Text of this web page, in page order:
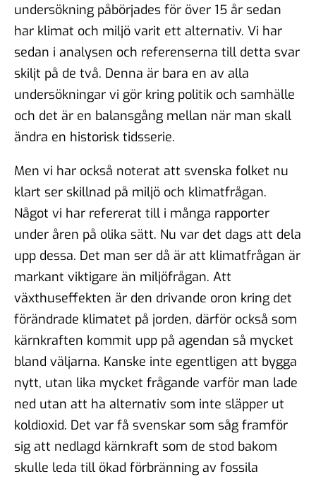
undersökning påbörjades för över 15 år sedan
har klimat och miljö varit ett alternativ. Vi har
sedan i analysen och referenserna till detta svar
skiljt på de två. Denna är bara en av alla
undersökningar vi gör kring politik och samhälle
och det är en balansgång mellan när man skall
ändra en historisk tidsserie.
Men vi har också noterat att svenska folket nu
klart ser skillnad på miljö och klimatfrågan.
Något vi har refererat till i många rapporter
under åren på olika sätt. Nu var det dags att dela
upp dessa. Det man ser då är att klimatfrågan är
markant viktigare än miljöfrågan. Att
växthuseffekten är den drivande oron kring det
förändrade klimatet på jorden, därför också som
kärnkraften kommit upp på agendan så mycket
bland väljarna. Kanske inte egentligen att bygga
nytt, utan lika mycket frågande varför man lade
ned utan att ha alternativ som inte släpper ut
koldioxid. Det var få svenskar som såg framför
sig att nedlagd kärnkraft som de stod bakom
skulle leda till ökad förbränning av fossila